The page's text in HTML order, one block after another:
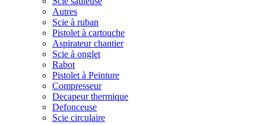
Autres
Scie à ruban
Pistolet à cartouche
Aspirateur chantier
Scie à onglet
Rabot
Pistolet à Peinture
Compresseur
Decapeur thermique
Defonceuse
Scie circulaire